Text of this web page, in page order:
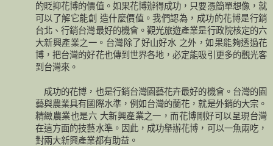
的貶抑花博的價值。如果花博辦得成功，只要憑簡單想像，就
可以了解它能創 造什麼價值。我們認為，成功的花博是行銷
台北、行銷台灣最好的機會。觀光旅遊產業是行政院核定的六
大新興產業之一。台灣除了好山好水 之外，如果能夠透過花
博，把台灣的好花也傳到世界各地，必定能吸引更多的觀光客
到台灣來。
成功的花博，也是行銷台灣園藝花卉最好的機會。台灣的園
藝與農業具有國際水準，例如台灣的蘭花，就是外銷的大宗。
精緻農業也是六 大新興產業之一，而花博剛好可以呈現台灣
在這方面的技藝水準。因此，成功舉辦花博，可以一魚兩吃，
對兩大新興產業都有助益。